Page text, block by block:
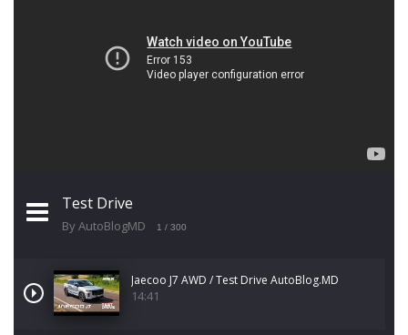
Test Drive
By AutoBlogMD 1 / 300
Jaecoo J7 AWD / Test Drive AutoBlog.MD
14:41